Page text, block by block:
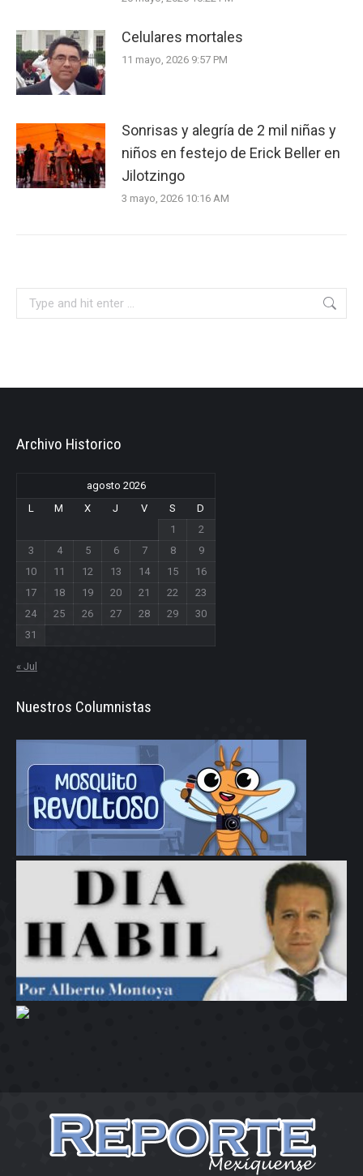
Celulares mortales
11 mayo, 2026 9:57 PM
Sonrisas y alegría de 2 mil niñas y
niños en festejo de Erick Beller en
Jilotzingo
3 mayo, 2026 10:16 AM
Archivo Historico
agosto 2026
L
M X J V S
D
1
2
3
4 5 6 7 8
9
10
11 12 13 14 15
16
17
18 19 20 21 22
23
24
25 26 27 28 29
30
31
« Jul
Nuestros Columnistas